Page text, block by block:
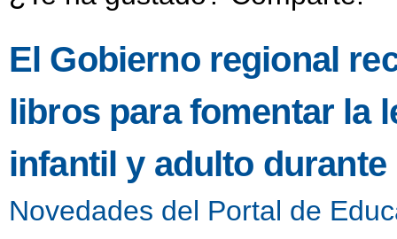
El Gobierno regional
libros para fomentar la
infantil y adulto
Novedades del Portal de